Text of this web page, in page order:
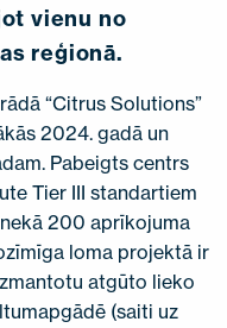
vienu no
reģionā.
“Citrus Solutions”
2024. gadā un
Pabeigts centrs
Tier III standartiem
200 aprīkojuma
loma projektā ir
atgūto lieko
(saiti uz